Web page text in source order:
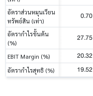
อัตราส่วนหมุนเวียน
ทรัพย์สิน (เท่า)
0.70
อัตรากำไรขั้นต้น
(%)
27.75
EBIT Margin (%) 20.32
อัตรากำไรสุทธิ (%) 19.52